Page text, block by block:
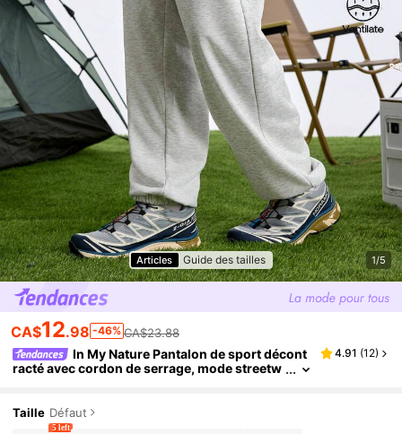
Articles Guide des tailles 1/5
CA$12.98 -46% CA$23.88
In My Nature Pantalon de sport décont
racté avec cordon de serrage, mode streetw
4.91 (12)
Taille Défaut
5 left